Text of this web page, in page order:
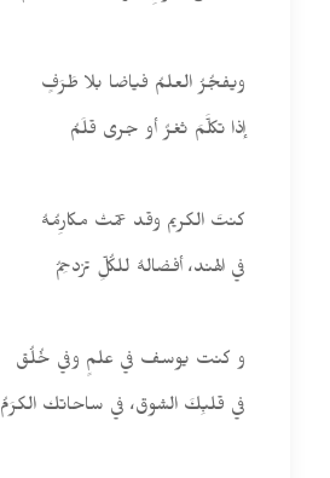
ويفجُرُ العلمُ فياضا بلا طَرَفٍ
إذا تكلَّمَ ثغرٌ أو جرى قلَمُ
كنتَ الكريم وقد عمّتْ مكارِمُهُ
في الهند، أفضالهُ للكُلِّ تزدحِمُ
و كنت يوسف في علمٍ وفي خُلُق
في قلبِكَ الشوق، في ساحاتك الكرَمُ